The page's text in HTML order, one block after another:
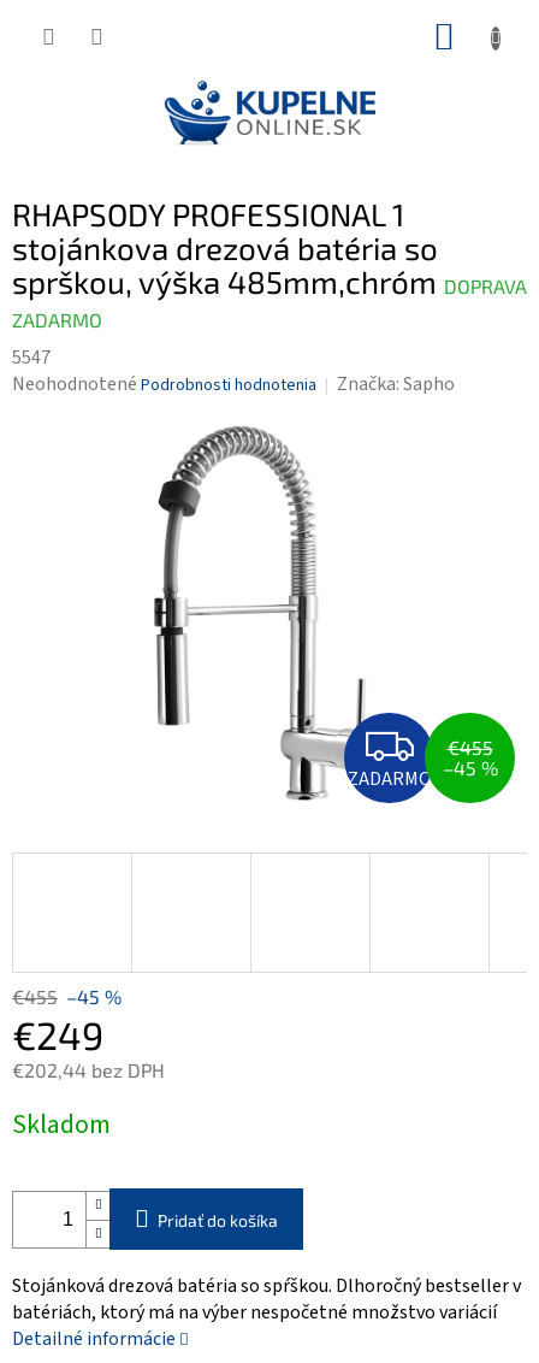
RHAPSODY PROFESSIONAL 1
stojánkova drezová batéria so
sprškou, výška 485mm,chróm DOPRAVA
ZADARMO
5547
Priemerné
Neohodnotené Podrobnosti hodnotenia Značka:Sapho
Z
A
D
A
R
ZADARMO
€455
–45 %
€455 –45 %
€249
€202,44 bez DPH
cena:
Skladom
Pridať do košíka
Stojánková drezová batéria so spŕškou. Dlhoročný bestseller v
batériách, ktorý má na výber nespočetné množstvo variácií
Detailné informácie